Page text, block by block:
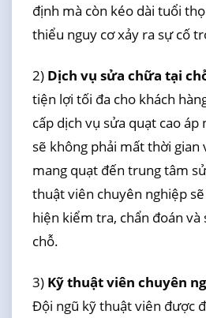
định mà còn kéo dài tuổi
thiểu nguy cơ xảy ra sự cố
2) Dịch vụ sửa chữa tại
tiện lợi tối đa cho khách
cấp dịch vụ sửa quạt cao áp
sẽ không phải mất thời gian
mang quạt đến trung tâm
thuật viên chuyên nghiệp
hiện kiểm tra, chẩn đoán và
chỗ.
3) Kỹ thuật viên chuyên
Đội ngũ kỹ thuật viên được